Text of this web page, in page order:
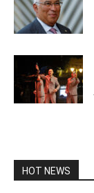
HOT NEWS